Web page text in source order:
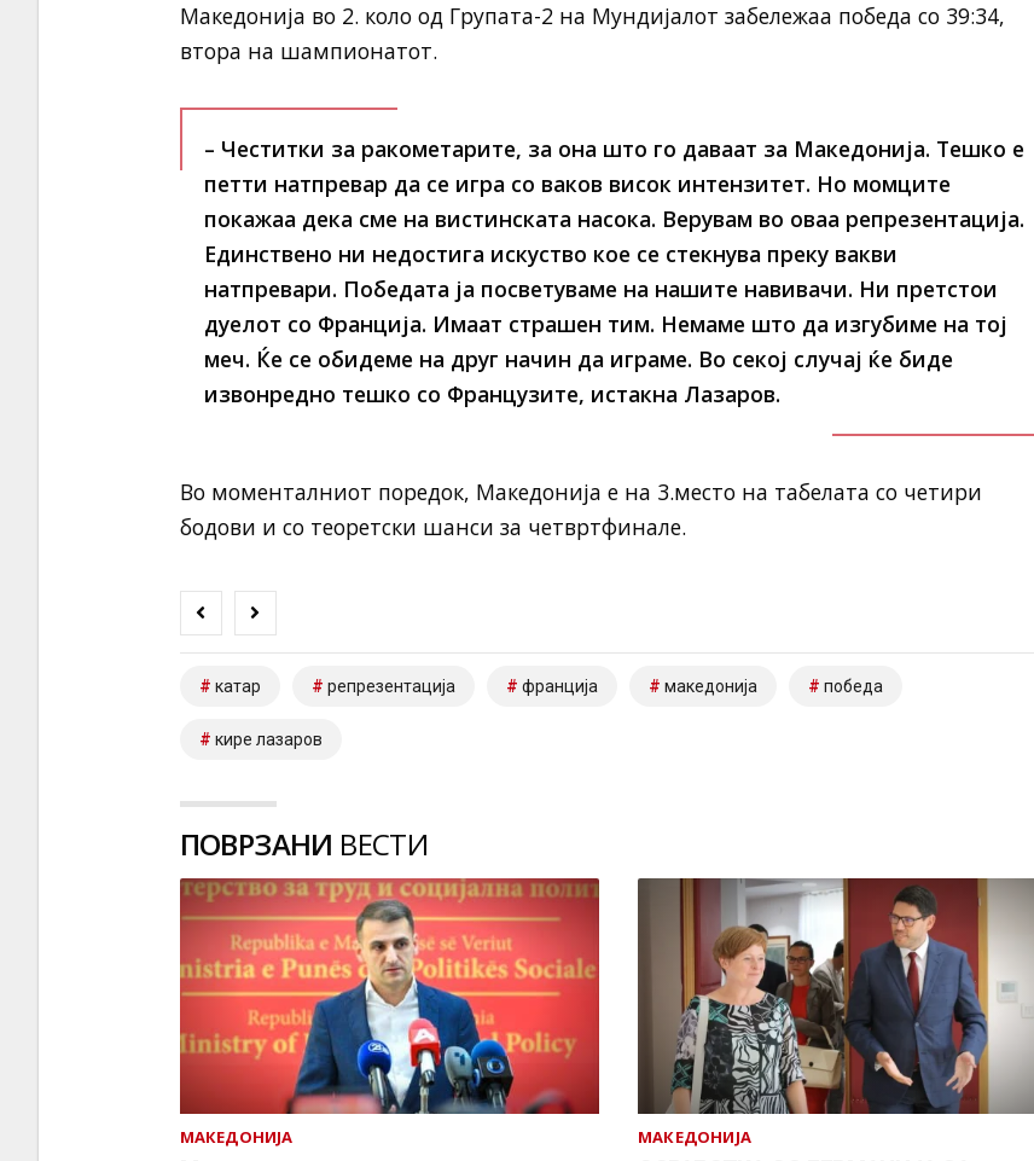
Македонија во 2. коло од Групата-2 на Мундијалот забележаа победа со 39:34,
втора на шампионатот.
– Честитки за ракометарите, за она што го даваат за Македонија. Тешко е
петти натпревар да се игра со ваков висок интензитет. Но момците
покажаа дека сме на вистинската насока. Верувам во оваа репрезентација.
Единствено ни недостига искуство кое се стекнува преку вакви
натпревари. Победата ја посветуваме на нашите навивачи. Ни претстои
дуелот со Франција. Имаат страшен тим. Немаме што да изгубиме на тој
меч. Ќе се обидеме на друг начин да играме. Во секој случај ќе биде
извонредно тешко со Французите, истакна Лазаров.
Во моменталниот поредок, Македонија е на 3.место на табелата со четири
бодови и со теоретски шанси за четвртфинале.
катар репрезентација франција македонија победа
кире лазаров
ПОВРЗАНИ ВЕСТИ
МАКЕДОНИЈА МАКЕДОНИЈА